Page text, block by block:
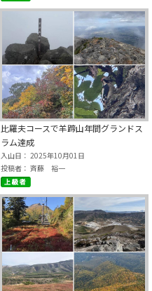
比羅夫コースで羊蹄山年間グランドス
ラム達成
入山日： 2025年10月01日
投稿者： 斉藤 裕一